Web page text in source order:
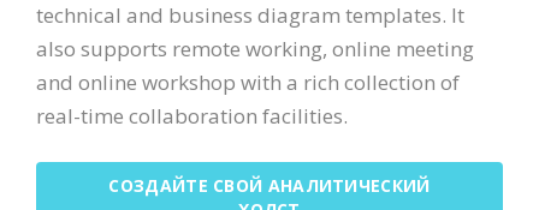
technical and business diagram templates. It
also supports remote working, online meeting
and online workshop with a rich collection of
real-time collaboration facilities.
СОЗДАЙТЕ СВОЙ АНАЛИТИЧЕСКИЙ